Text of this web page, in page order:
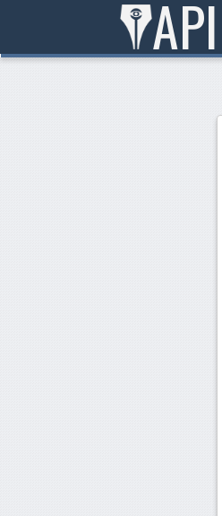
contenido
API